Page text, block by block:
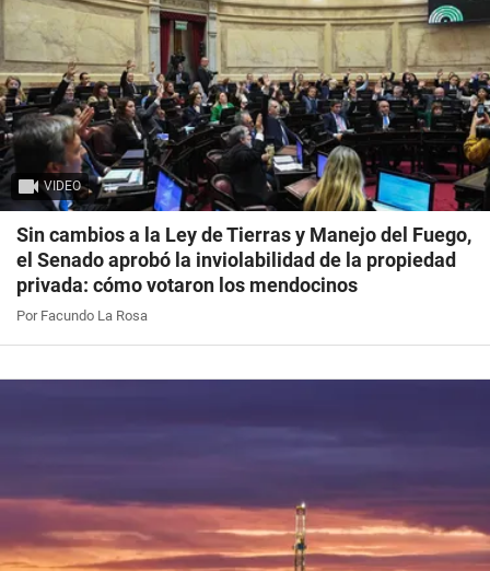
VIDEO
Sin cambios a la Ley de Tierras y Manejo del Fuego,
el Senado aprobó la inviolabilidad de la propiedad
privada: cómo votaron los mendocinos
Por Facundo La Rosa